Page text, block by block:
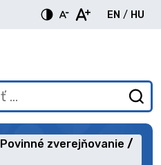
EN
English
/ HU
Povinné zverejňovanie